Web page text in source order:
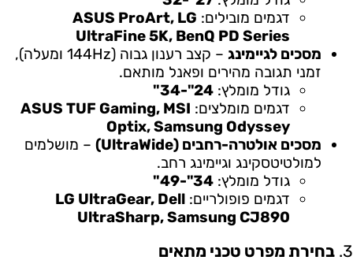
דגמים מובילים: ASUS ProArt, LG
UltraFine 5K, BenQ PD Series
מסכים לגיימינג
– קצב רענון גבוה (144Hz ומעלה),
זמני תגובה מהירים ופאנל מותאם.
גודל מומלץ: 24"-34"
דגמים מומלצים: ASUS TUF Gaming, MSI
Optix, Samsung Odyssey
מסכים אולטרה-רחבים (UltraWide)
– מושלמים
למולטיטסקינג וגיימינג רחב.
גודל מומלץ: 34"-49"
דגמים פופולריים: LG UltraGear, Dell
UltraSharp, Samsung CJ890
3. בחירת מפרט טכני מתאים